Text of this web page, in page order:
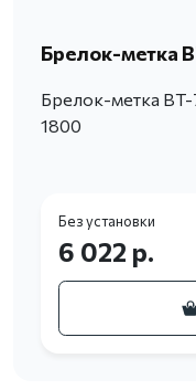
Брелок-метка
Брелок-метка
1800
Без установки
6 022 р.